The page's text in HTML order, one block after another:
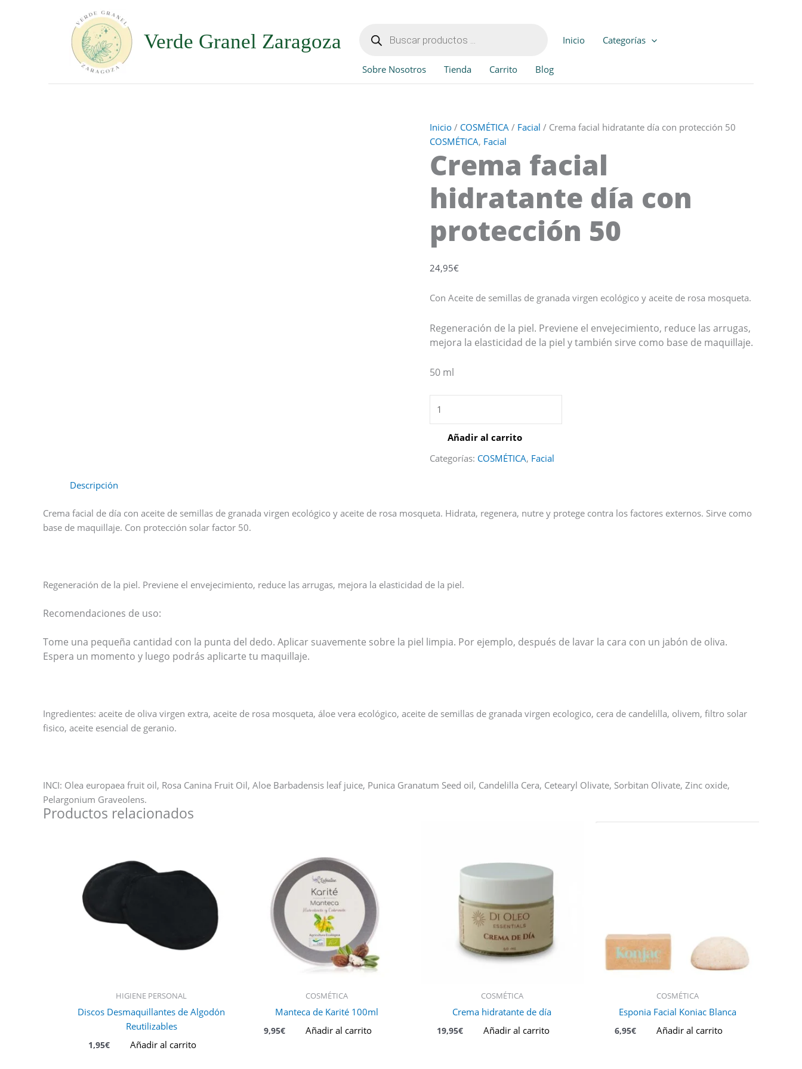
Verde Granel Zaragoza productos Inicio Categorías
Sobre Nosotros Tienda Carrito Blog
Inicio / COSMÉTICA / Facial / Crema facial hidratante día con protección 50
COSMÉTICA, Facial
Crema facial
hidratante día con
protección 50
24,95€
Con Aceite de semillas de granada virgen ecológico y aceite de rosa mosqueta.
Regeneración de la piel. Previene el envejecimiento, reduce las arrugas,
mejora la elasticidad de la piel y también sirve como base de maquillaje.
50 ml
hidratante
Añadir al carrito
Categorías: COSMÉTICA, Facial
Descripción
Crema facial de día con aceite de semillas de granada virgen ecológico y aceite de rosa mosqueta. Hidrata, regenera, nutre y protege contra los factores externos. Sirve como
base de maquillaje. Con protección solar factor 50.
Regeneración de la piel. Previene el envejecimiento, reduce las arrugas, mejora la elasticidad de la piel.
Recomendaciones de uso:
Tome una pequeña cantidad con la punta del dedo. Aplicar suavemente sobre la piel limpia. Por ejemplo, después de lavar la cara con un jabón de oliva.
Espera un momento y luego podrás aplicarte tu maquillaje.
Ingredientes: aceite de oliva virgen extra, aceite de rosa mosqueta, áloe vera ecológico, aceite de semillas de granada virgen ecologico, cera de candelilla, olivem, filtro solar
fisico, aceite esencial de geranio.
INCI: Olea europaea fruit oil, Rosa Canina Fruit Oil, Aloe Barbadensis leaf juice, Punica Granatum Seed oil, Candelilla Cera, Cetearyl Olivate, Sorbitan Olivate, Zinc oxide,
Pelargonium Graveolens.
Productos relacionados
HIGIENE PERSONAL
Discos Desmaquillantes de Algodón
Reutilizables
1,95€ Añadir al carrito
COSMÉTICA
Manteca de Karité 100ml
9,95€ Añadir al carrito
COSMÉTICA
Crema hidratante de día
19,95€ Añadir al carrito
COSMÉTICA
Esponja Facial Konjac Blanca
6,95€ Añadir al carrito